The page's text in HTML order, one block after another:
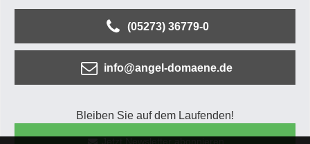
(05273) 36779-0
info@angel-domaene.de
Bleiben Sie auf dem Laufenden!